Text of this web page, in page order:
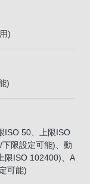
)
)
ISO 50、上限ISO
限設定可能)、動
限ISO 102400)、A
可能)